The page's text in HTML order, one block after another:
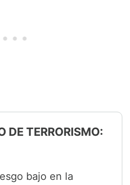
DE TERRORISMO:
bajo en la